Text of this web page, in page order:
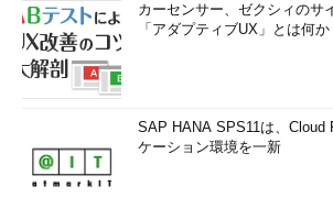
カーセンサー、ゼクシィのサ
「アダプティブUX」とは何
SAP HANA SPS11は、Cloud
ケーション環境を一新